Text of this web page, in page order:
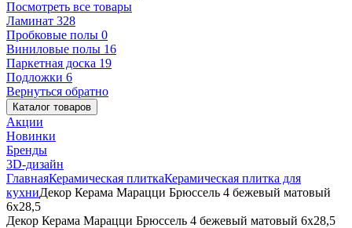
Посмотреть все товары
Ламинат 328
Пробковые полы 0
Виниловые полы 16
Паркетная доска 19
Подложки 6
Вернуться обратно
Каталог товаров
Акции
Новинки
Бренды
3D-дизайн
ГлавнаяКерамическая плиткаКерамическая плитка для
кухниДекор Керама Марацци Брюссель 4 бежевый матовый
6x28,5
Декор Керама Марацци Брюссель 4 бежевый матовый 6x28,5